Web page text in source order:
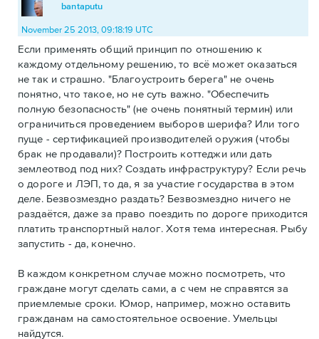
bantaputu
November 25 2013, 09:18:19 UTC
Если применять общий принцип по отношению к
каждому отдельному решению, то всё может оказаться
не так и страшно. "Благоустроить берега" не очень
понятно, что такое, но не суть важно. "Обеспечить
полную безопасность" (не очень понятный термин) или
ограничиться проведением выборов шерифа? Или того
пуще - сертификацией производителей оружия (чтобы
брак не продавали)? Построить коттеджи или дать
землеотвод под них? Создать инфраструктуру? Если речь
о дороге и ЛЭП, то да, я за участие государства в этом
деле. Безвозмездно раздать? Безвозмездно ничего не
раздаётся, даже за право поездить по дороге приходится
платить транспортный налог. Хотя тема интересная. Рыбу
запустить - да, конечно.
В каждом конкретном случае можно посмотреть, что
граждане могут сделать сами, а с чем не справятся за
приемлемые сроки. Юмор, например, можно оставить
гражданам на самостоятельное освоение. Умельцы
найдутся.